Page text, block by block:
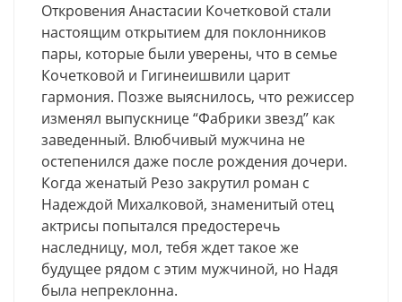
Откровения Анастасии Кочетковой стали
настоящим открытием для поклонников
пары, которые были уверены, что в семье
Кочетковой и Гигинеишвили царит
гармония. Позже выяснилось, что режиссер
изменял выпускнице “Фабрики звезд” как
заведенный. Влюбчивый мужчина не
остепенился даже после рождения дочери.
Когда женатый Резо закрутил роман с
Надеждой Михалковой, знаменитый отец
актрисы попытался предостеречь
наследницу, мол, тебя ждет такое же
будущее рядом с этим мужчиной, но Надя
была непреклонна.